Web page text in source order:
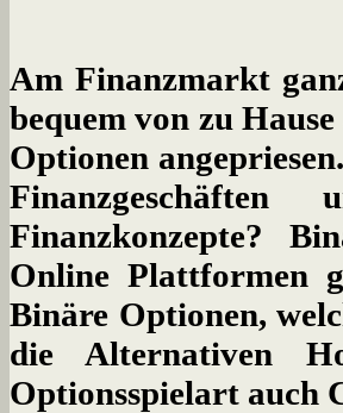
Am Finanzmarkt
bequem von zu
Optionen
Finanzkonzepte?
Online Plattformen
Binäre Optionen,
die Alternativen
Optionsspielart auch